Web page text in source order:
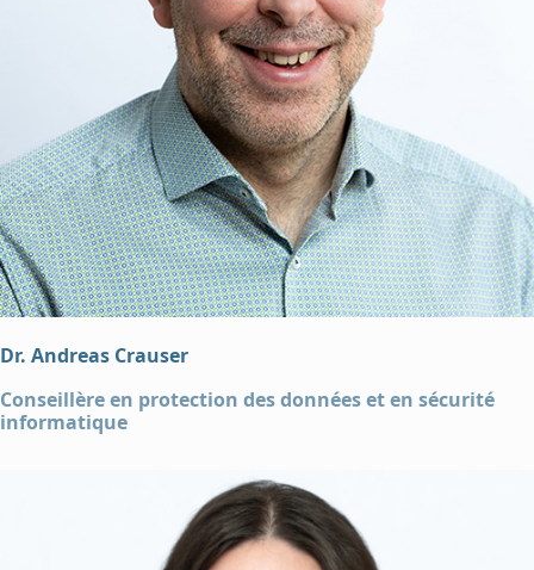
Dr. Andreas Crauser
Conseillère en protection des données et en sécurité
informatique